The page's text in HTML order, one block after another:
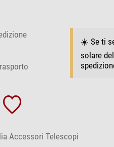
☀️ Se ti
solare
Accessori Telescopi